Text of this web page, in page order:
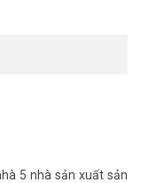
míc và loa, đàm
Dahua xem camera
quản hệ thống 1
5 nhà sản xuất sản